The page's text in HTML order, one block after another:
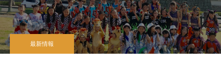
最新情報